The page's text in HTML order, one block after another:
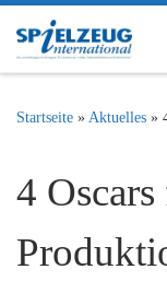
Zum Inhalt springen
Startseite » Aktuelles »
4